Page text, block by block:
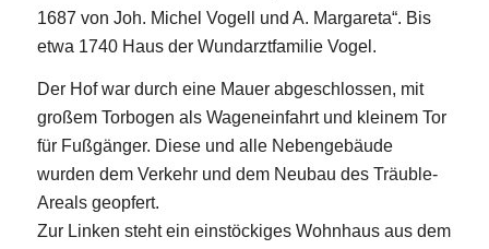
1687 von Joh. Michel Vogell und A. Margareta“. Bis
etwa 1740 Haus der Wundarztfamilie Vogel.
Der Hof war durch eine Mauer abgeschlossen, mit
großem Torbogen als Wageneinfahrt und kleinem Tor
für Fußgänger. Diese und alle Nebengebäude
wurden dem Verkehr und dem Neubau des Träuble-
Areals geopfert.
Zur Linken steht ein einstöckiges Wohnhaus aus dem